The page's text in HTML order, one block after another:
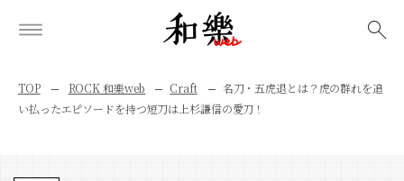
TOP ROCK 和樂web Craft
名刀・五虎退とは？虎の群れを追
い払ったエピソードを持つ短刀は上杉謙信の愛刀！